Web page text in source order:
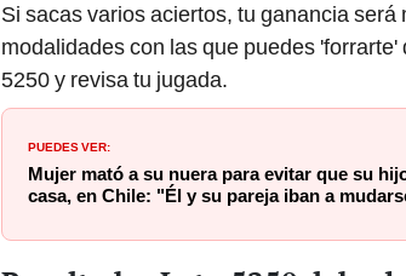
Si sacas varios aciertos, tu ganancia
modalidades con las que puedes
5250 y revisa tu jugada.
PUEDES VER:
Mujer mató a su nuera para evitar que su
casa, en Chile: "Él y su pareja iban a